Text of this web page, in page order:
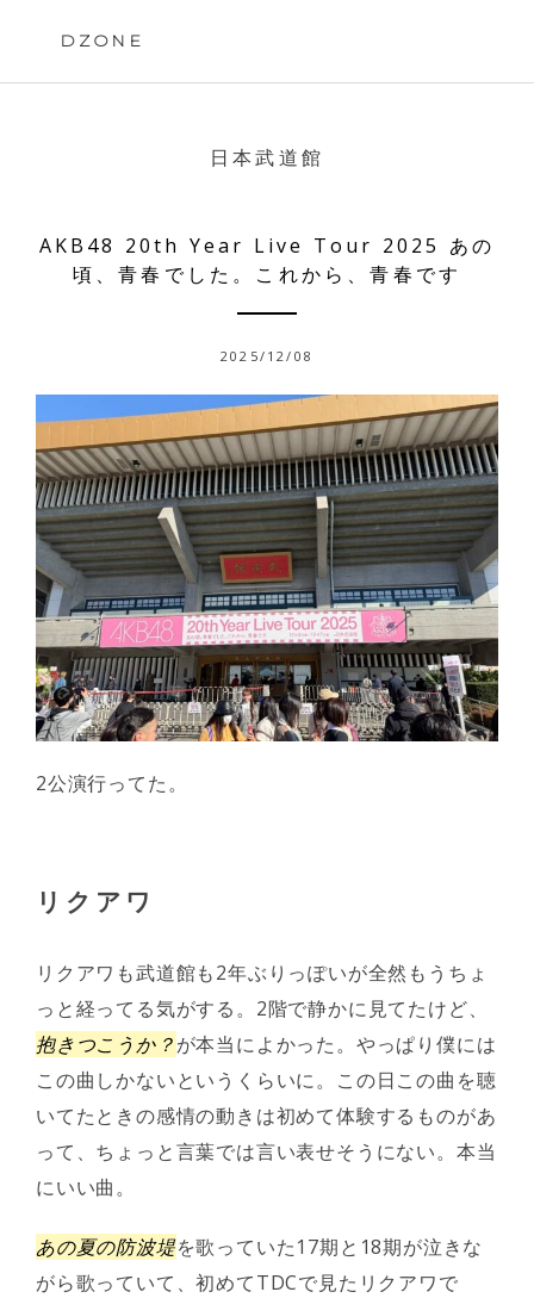
DZONE
日本武道館
AKB48 20th Year Live Tour 2025 あの
頃、青春でした。これから、青春です
2025/12/08
2公演行ってた。
リクアワ
リクアワも武道館も2年ぶりっぽいが全然もうちょ
っと経ってる気がする。2階で静かに見てたけど、
抱きつこうか？が本当によかった。やっぱり僕には
この曲しかないというくらいに。この日この曲を聴
いてたときの感情の動きは初めて体験するものがあ
って、ちょっと言葉では言い表せそうにない。本当
にいい曲。
あの夏の防波堤を歌っていた17期と18期が泣きな
がら歌っていて、初めてTDCで見たリクアワで